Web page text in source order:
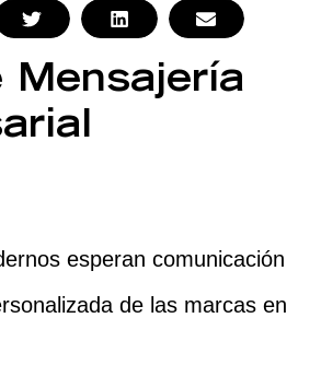
Mensajería
esperan comunicación
de las marcas en